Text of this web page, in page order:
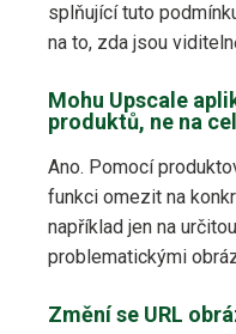
splňující tuto
na to, zda jsou
Mohu Upscale
produktů, ne na
Ano. Pomocí
funkci omezit na
například jen na
problematickými
Změní se URL